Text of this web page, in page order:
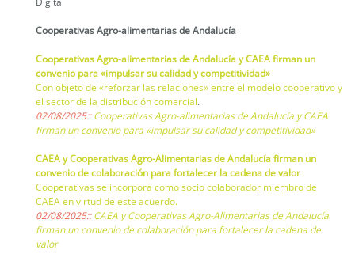
Cooperativas Agro-alimentarias de Andalucía
Cooperativas Agro-alimentarias de Andalucía y CAEA firman un
convenio para «impulsar su calidad y competitividad»
Con objeto de «reforzar las relaciones» entre el modelo cooperativo y
el sector de la distribución comercial.
02/08/2025::Cooperativas Agro-alimentarias de Andalucía y CAEA
firman un convenio para «impulsar su calidad y competitividad»
CAEA y Cooperativas Agro-Alimentarias de Andalucía firman un
convenio de colaboración para fortalecer la cadena de valor
Cooperativas se incorpora como socio colaborador miembro de
CAEA en virtud de este acuerdo.
02/08/2025::CAEA y Cooperativas Agro-Alimentarias de Andalucía
firman un convenio de colaboración para fortalecer la cadena de
valor